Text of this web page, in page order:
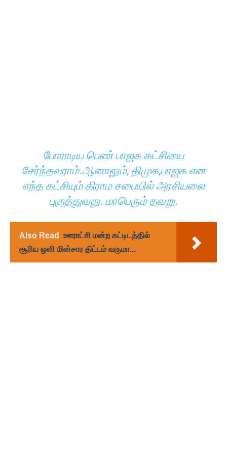
போராடிய பெண் பாஜக கட்சியை
சேர்ந்தவராம்.ஆனாலும், திமுக,பாஜக என
எந்த கட்சியும் கிராம சபையில் அரசியலை
புகுத்துவது. மாபெரும் தவறு.
Also Read
ஊராட்சி மன்ற கட்டிடத்தில்
சூரிய ஒளி மின்சார திட்டம் வருமா...